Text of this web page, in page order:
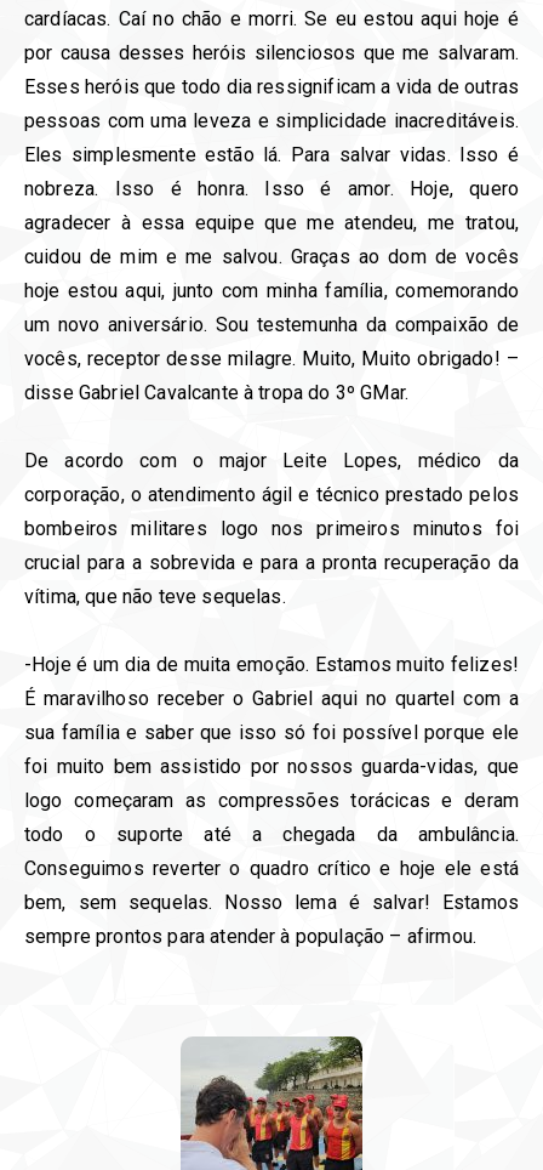
cardíacas. Caí no chão e morri. Se eu estou aqui hoje é
por causa desses heróis silenciosos que me salvaram.
Esses heróis que todo dia ressignificam a vida de outras
pessoas com uma leveza e simplicidade inacreditáveis.
Eles simplesmente estão lá. Para salvar vidas. Isso é
nobreza. Isso é honra. Isso é amor. Hoje, quero
agradecer à essa equipe que me atendeu, me tratou,
cuidou de mim e me salvou. Graças ao dom de vocês
hoje estou aqui, junto com minha família, comemorando
um novo aniversário. Sou testemunha da compaixão de
vocês, receptor desse milagre. Muito, Muito obrigado! –
disse Gabriel Cavalcante à tropa do 3º GMar.
De acordo com o major Leite Lopes, médico da
corporação, o atendimento ágil e técnico prestado pelos
bombeiros militares logo nos primeiros minutos foi
crucial para a sobrevida e para a pronta recuperação da
vítima, que não teve sequelas.
-Hoje é um dia de muita emoção. Estamos muito felizes!
É maravilhoso receber o Gabriel aqui no quartel com a
sua família e saber que isso só foi possível porque ele
foi muito bem assistido por nossos guarda-vidas, que
logo começaram as compressões torácicas e deram
todo o suporte até a chegada da ambulância.
Conseguimos reverter o quadro crítico e hoje ele está
bem, sem sequelas. Nosso lema é salvar! Estamos
sempre prontos para atender à população – afirmou.